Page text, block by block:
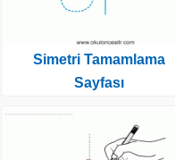
Simetri Tamamlama
Sayfası